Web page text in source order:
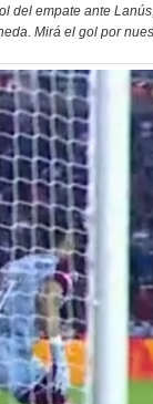
del empate ante
Mirá el gol por